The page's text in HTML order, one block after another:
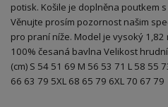
potisk. Košile je doplněna poutkem
Věnujte prosím pozornost našim
pro praní níže. Model je vysoký 1,82
100% česaná bavlna Velikost
(cm) S 54 51 69 M 56 53 71 L 58 55
66 63 79 5XL 68 65 79 6XL 70 67 79